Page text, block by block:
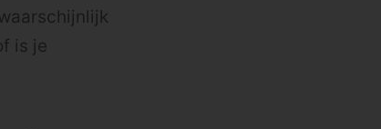
is je